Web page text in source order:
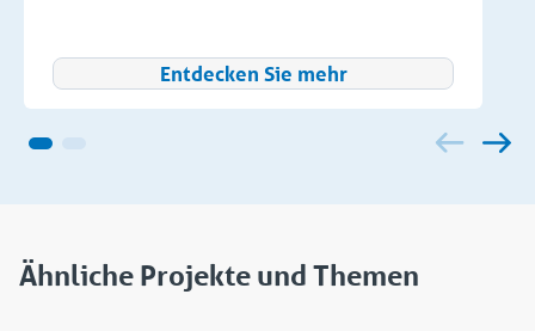
Entdecken Sie mehr
Ähnliche Projekte und Themen